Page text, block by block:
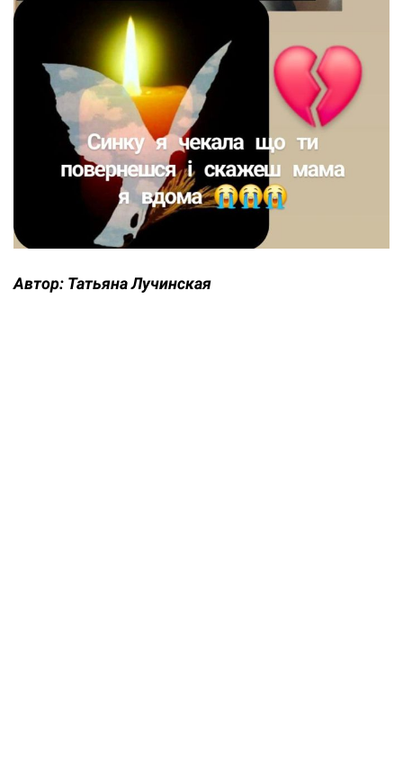
Автор: Татьяна Лучинская